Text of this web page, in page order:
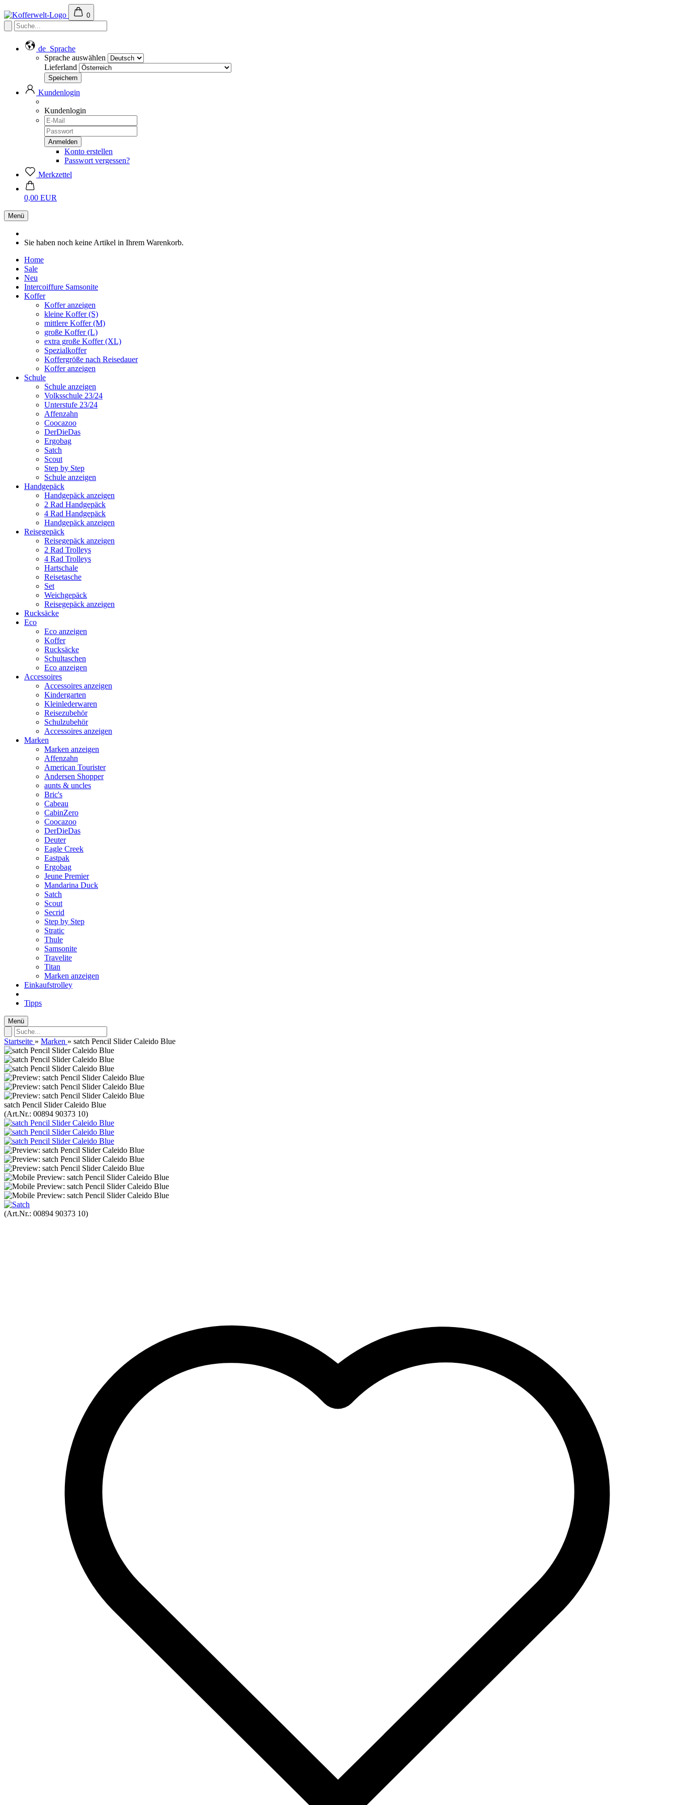
0
de Sprache
Sprache auswählen
Lieferland
Kundenlogin
Kundenlogin
Konto erstellen
Passwort vergessen?
Merkzettel
0,00 EUR
Menü
Sie haben noch keine Artikel in Ihrem Warenkorb.
Home
Sale
Neu
Intercoiffure Samsonite
Koffer
Koffer anzeigen
kleine Koffer (S)
mittlere Koffer (M)
große Koffer (L)
extra große Koffer (XL)
Spezialkoffer
Koffergröße nach Reisedauer
Koffer anzeigen
Schule
Schule anzeigen
Volksschule 23/24
Unterstufe 23/24
Affenzahn
Coocazoo
DerDieDas
Ergobag
Satch
Scout
Step by Step
Schule anzeigen
Handgepäck
Handgepäck anzeigen
2 Rad Handgepäck
4 Rad Handgepäck
Handgepäck anzeigen
Reisegepäck
Reisegepäck anzeigen
2 Rad Trolleys
4 Rad Trolleys
Hartschale
Reisetasche
Set
Weichgepäck
Reisegepäck anzeigen
Rucksäcke
Eco
Eco anzeigen
Koffer
Rucksäcke
Schultaschen
Eco anzeigen
Accessoires
Accessoires anzeigen
Kindergarten
Kleinlederwaren
Reisezubehör
Schulzubehör
Accessoires anzeigen
Marken
Marken anzeigen
Affenzahn
American Tourister
Andersen Shopper
aunts & uncles
Bric's
Cabeau
CabinZero
Coocazoo
DerDieDas
Deuter
Eagle Creek
Eastpak
Ergobag
Jeune Premier
Mandarina Duck
Satch
Scout
Secrid
Step by Step
Stratic
Thule
Samsonite
Travelite
Titan
Marken anzeigen
Einkaufstrolley
Tipps
Menü
Startseite » Marken » satch Pencil Slider Caleido Blue
satch Pencil Slider Caleido Blue
(Art.Nr.: 00894 90373 10)
(Art.Nr.: 00894 90373 10)